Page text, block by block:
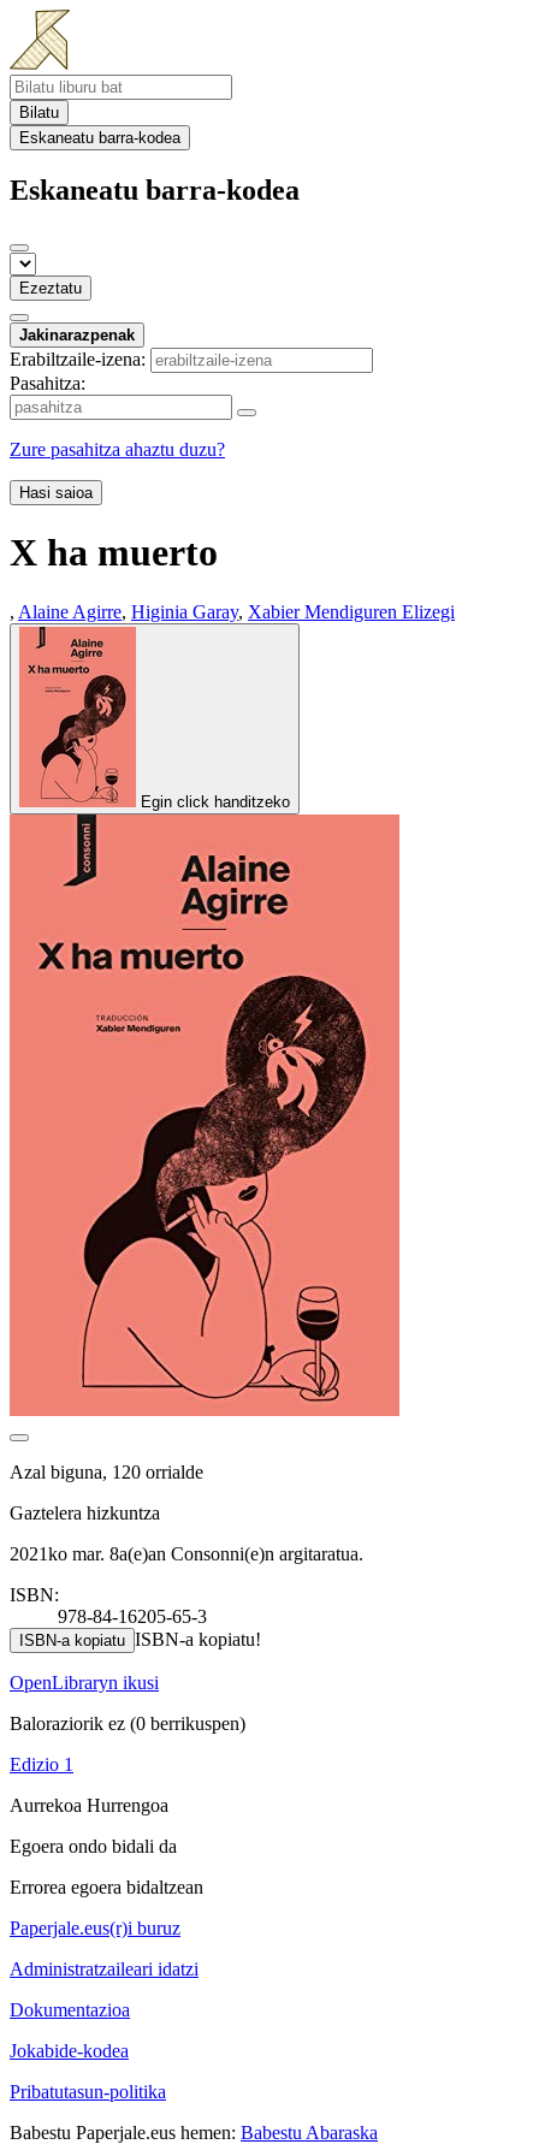
Bilatu
Eskaneatu barra-kodea
Eskaneatu barra-kodea
Ezeztatu
Jakinarazpenak
Erabiltzaile-izena:
Pasahitza:
Zure pasahitza ahaztu duzu?
Hasi saioa
X ha muerto
, Alaine Agirre, Higinia Garay, Xabier Mendiguren Elizegi
Egin click handitzeko
Azal biguna, 120 orrialde
Gaztelera hizkuntza
2021ko mar. 8a(e)an Consonni(e)n argitaratua.
ISBN:
978-84-16205-65-3
ISBN-a kopiatu ISBN-a kopiatu!
OpenLibraryn ikusi
Baloraziorik ez (0 berrikuspen)
Edizio 1
Aurrekoa Hurrengoa
Egoera ondo bidali da
Errorea egoera bidaltzean
Paperjale.eus(r)i buruz
Administratzaileari idatzi
Dokumentazioa
Jokabide-kodea
Pribatutasun-politika
Babestu Paperjale.eus hemen: Babestu Abaraska